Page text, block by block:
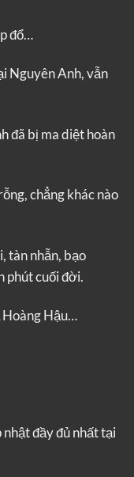
đổ…
Nguyên Anh, vẫn
đã bị ma diệt hoàn
chẳng khác nào
tàn nhẫn, bạo
phút cuối đời.
Hoàng Hậu…
nhật đầy đủ nhất tại